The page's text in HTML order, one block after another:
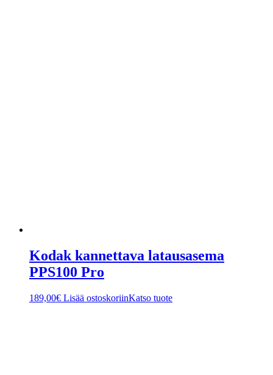
Kodak kannettava latausasema
PPS100 Pro
189,00€ Lisää ostoskoriinKatso tuote